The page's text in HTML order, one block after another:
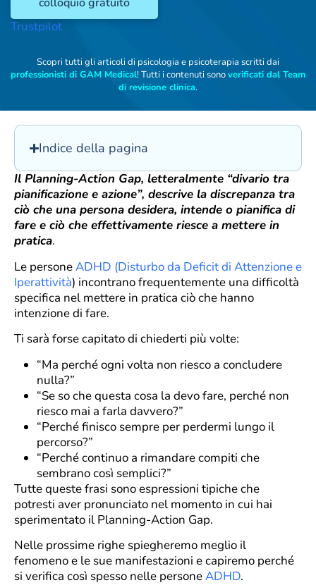
Trustpilot
Scopri tutti gli articoli di psicologia e psicoterapia scritti dai
professionisti di GAM Medical! Tutti i contenuti sonoverificati dal Team
di revisione clinica.
Indice della pagina
Il Planning-Action Gap, letteralmente “divario tra
pianificazione e azione”, descrive la discrepanza tra
ciò che una persona desidera, intende o pianifica di
fare e ciò che effettivamente riesce a mettere in
pratica.
Le personeADHD (Disturbo da Deficit di Attenzione e
Iperattività) incontrano frequentemente una difficoltà
specifica nel mettere in pratica ciò che hanno
intenzione di fare.
Ti sarà forse capitato di chiederti più volte:
“Ma perché ogni volta non riesco a concludere
nulla?”
“Se so che questa cosa la devo fare, perché non
riesco mai a farla davvero?”
“Perché finisco sempre per perdermi lungo il
percorso?”
“Perché continuo a rimandare compiti che
sembrano così semplici?”
Tutte queste frasi sono espressioni tipiche che
potresti aver pronunciato nel momento in cui hai
sperimentato il Planning-Action Gap.
Nelle prossime righe spiegheremo meglio il
fenomeno e le sue manifestazioni e capiremo perché
si verifica così spesso nelle personeADHD.